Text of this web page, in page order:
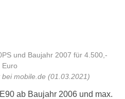
und Baujahr 2007 für 4.500,-
Euro
mobile.de (01.03.2021)
ab Baujahr 2006 und max.